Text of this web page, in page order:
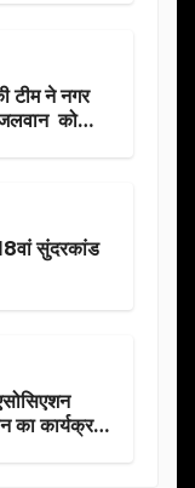
टीम ने नगर
को
सुंदरकांड
का कार्यक्रम